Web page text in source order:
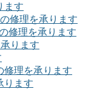
ます
修理を承ります
修理を承ります
ります
修理を承ります
ります